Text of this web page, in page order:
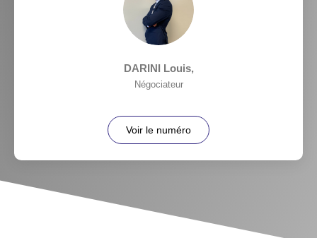
DARINI Louis,
Négociateur
Voir le numéro